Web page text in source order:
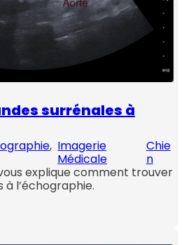
surrénales à
, Imagerie
Médicale
Chie
n
explique comment trouver
à l’échographie.